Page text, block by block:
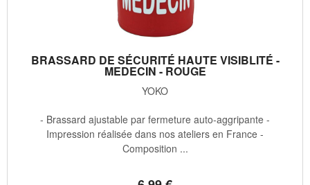
BRASSARD DE SÉCURITÉ HAUTE VISIBLITÉ -
MEDECIN - ROUGE
YOKO
- Brassard ajustable par fermeture auto-aggripante -
Impression réalisée dans nos ateliers en France -
Composition ...